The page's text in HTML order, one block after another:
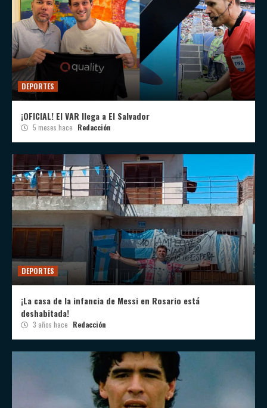
DEPORTES
¡OFICIAL! El VAR llega a El Salvador
5 meses hace Redacción
DEPORTES
¡La casa de la infancia de Messi en Rosario está
deshabitada!
3 años hace Redacción